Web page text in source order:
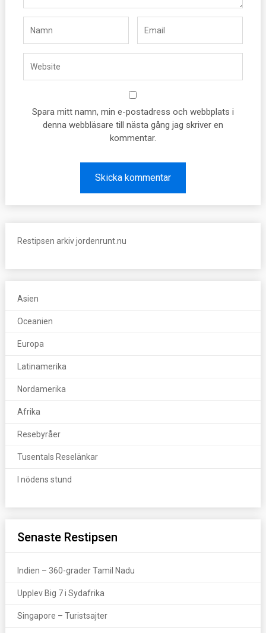
Spara mitt namn, min e-postadress och webbplats i
denna webbläsare till nästa gång jag skriver en
kommentar.
Restipsen arkiv jordenrunt.nu
Asien
Oceanien
Europa
Latinamerika
Nordamerika
Afrika
Resebyråer
Tusentals Reselänkar
I nödens stund
Senaste Restipsen
Indien – 360-grader Tamil Nadu
Upplev Big 7 i Sydafrika
Singapore – Turistsajter